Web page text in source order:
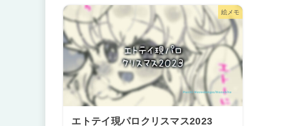
絵メモ
エトテイ現パロクリスマス2023